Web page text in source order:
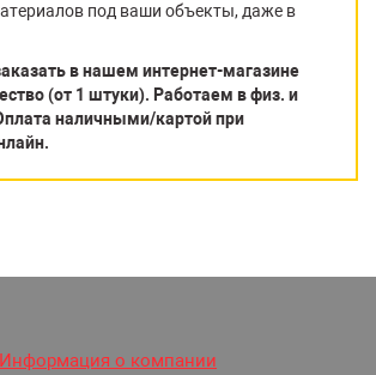
под ваши объекты, даже в
в нашем интернет-магазине
(от 1 штуки). Работаем в физ. и
наличными/картой при
Информация о компании